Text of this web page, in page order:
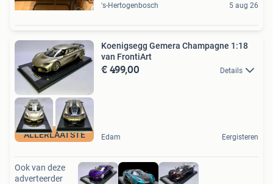
's-Hertogenbosch 5 aug 26
ALLERLAATSTE
Koenigsegg Gemera Champagne 1:18
van FrontiArt
€ 499,00 Details
Edam Eergisteren
Ook van deze
adverteerder